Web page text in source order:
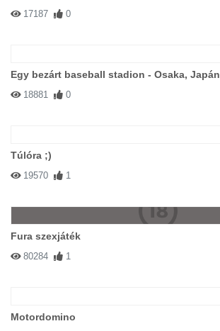
17187 0
Egy bezárt baseball stadion - Osaka, Japán
18881 0
Túlóra ;)
19570 1
Fura szexjáték
80284 1
Motordomino